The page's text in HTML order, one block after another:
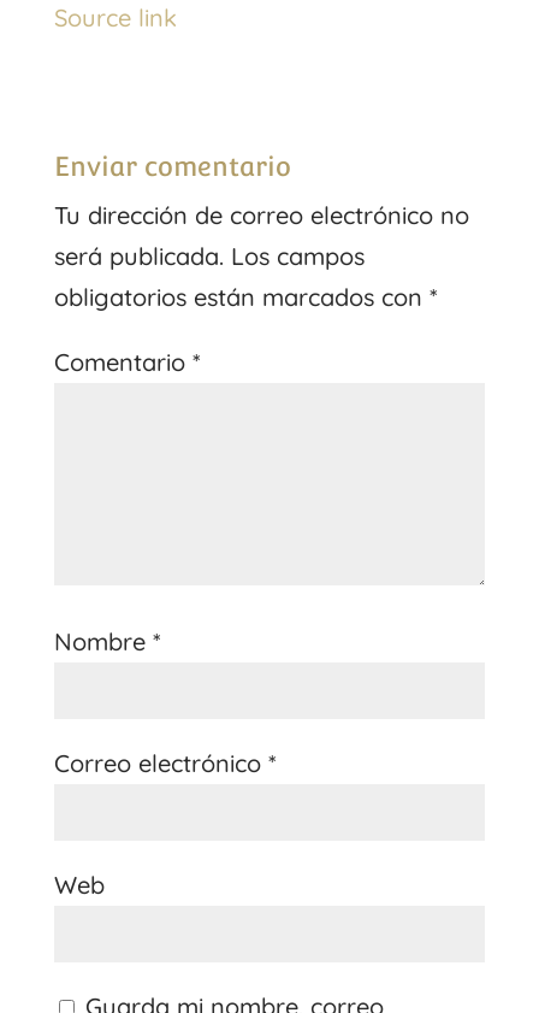
Source link
Enviar comentario
Tu dirección de correo electrónico no
será publicada. Los campos
obligatorios están marcados con *
Comentario *
Nombre *
Correo electrónico *
Web
Guarda mi nombre, correo